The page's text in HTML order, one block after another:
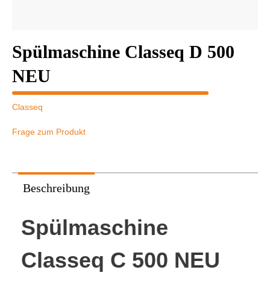
Spülmaschine Classeq D 500
NEU
Classeq
Frage zum Produkt
Beschreibung
Spülmaschine
Classeq C 500 NEU